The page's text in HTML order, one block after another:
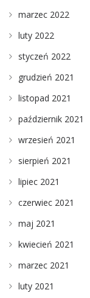
marzec 2022
luty 2022
styczeń 2022
grudzień 2021
listopad 2021
październik 2021
wrzesień 2021
sierpień 2021
lipiec 2021
czerwiec 2021
maj 2021
kwiecień 2021
marzec 2021
luty 2021